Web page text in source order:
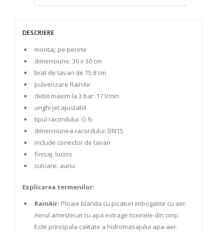
DESCRIERE
montaj: pe perete
dimensiune: 30 x 30 cm
brat de tavan de 15.8 cm
pulverizare RainAir
debit maxim la 3 bar: 17 l/min
unghi jet ajustabil
tipul racordului: G ½
dimensiunea racordului: DN15
include conector de tavan
finisaj: lucios
culoare: auriu
Explicarea termenilor:
RainAir: Ploaie blanda cu picaturi imbogatite cu aer.
Aerul amestecat cu apa extrage toxinele din corp.
Este principala calitate a hidromasajului apa-aer.